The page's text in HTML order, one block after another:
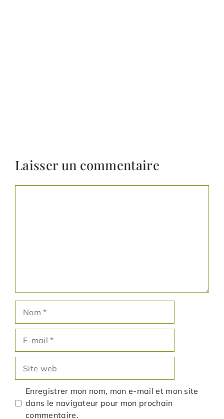
Laisser un commentaire
mail
web
Enregistrer mon nom, mon e-mail et mon site
dans le navigateur pour mon prochain
commentaire.